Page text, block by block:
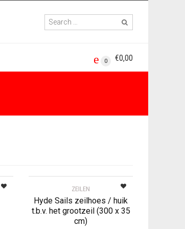
0 €0,00
ZEILEN
Hyde Sails zeilhoes / huik
t.b.v. het grootzeil (300 x 35
cm)